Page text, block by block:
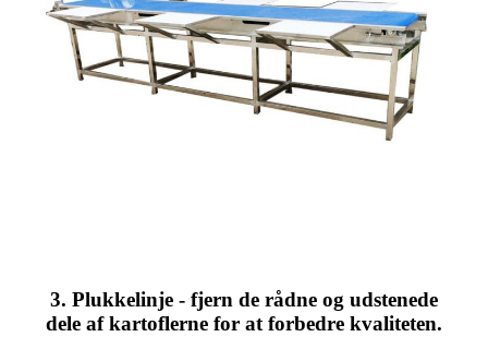
3. Plukkelinje - fjern de rådne og udstenede
dele af kartoflerne for at forbedre kvaliteten.